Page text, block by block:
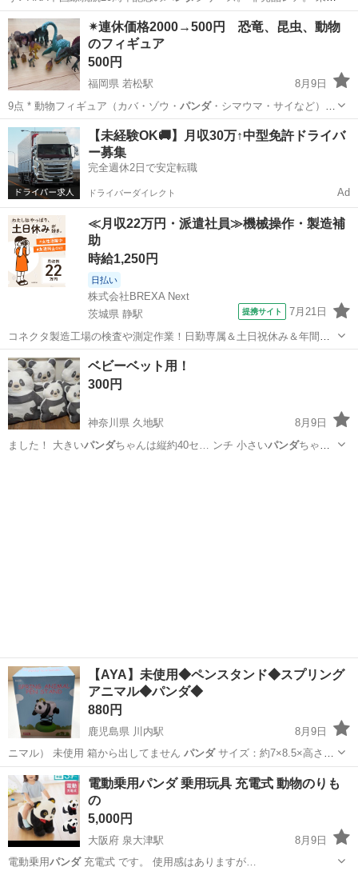
用。外箱…
兵庫 神戸市 須磨海浜公園駅 ノベルティグッズ
タンブラー
✴︎連休価格2000→500円 恐竜、昆虫、動物
のフィギュア
500円
福岡県 若松駅
8月9日
9点 * 動物フィギュア（カバ・ゾウ・ パンダ・シマウマ・サイなど）9
点 写真に写…
福岡 北九州市 若松駅 フィギュア
【未経験OK🚚】月収30万↑中型免許ドライバ
ー募集
完全週休2日で安定転職
ドライバーダイレクト Ad
≪月収22万円・派遣社員≫機械操作・製造補
助
時給1,250円
日払い
株式会社BREXA Next
茨城県 静駅
提携サイト 7月21日
コネクタ製造工場の検査や測定作業！日勤専属＆土日祝休み＆年間休
日128日★クリーンルーム内作業★マイカー通勤OK＆無料駐車場あり
★就業先食堂利用可！日払い制度あり！《茨城県常陸大宮市》 人気の
工場のお仕事 ◇コネクタ製造工...
茨城 常陸大宮市 その他
ベビーベット用！
300円
神奈川県 久地駅
8月9日
ました！ 大きいパンダちゃんは縦約40セ… ンチ 小さいパンダちゃん
【AYA】未使用◆ペンスタンド◆スプリング
アニマル◆パンダ◆
880円
鹿児島県 川内駅
8月9日
ニマル） 未使用 箱から出してません パンダサイズ：約7×8.5×高さ
12cm …
鹿児島 薩摩川内市 川内駅 家庭用品
電動乗用パンダ 乗用玩具 充電式 動物のりも
の
5,000円
大阪府 泉大津駅
8月9日
電動乗用パンダ 充電式 です。 使用感はありますが…